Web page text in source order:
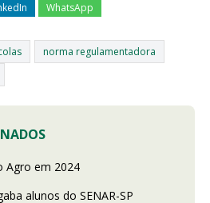
WhatsApp
norma regulamentadora
Agro em 2024
alunos do SENAR-SP